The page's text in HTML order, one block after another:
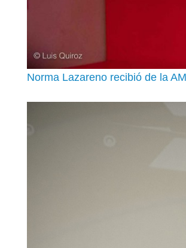
Norma Lazareno recibió de la